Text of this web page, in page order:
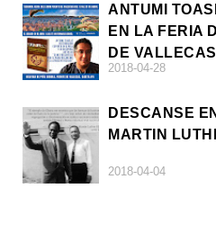
ANTUMI
EN LA FERIA
DE VALLECAS
2018-04-28
DESCANSE
MARTIN
2018-04-04